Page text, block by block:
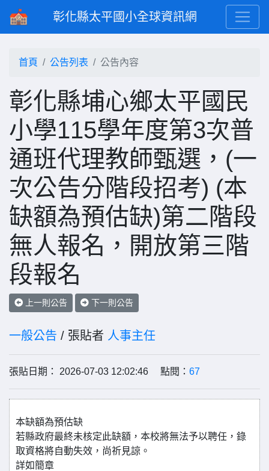
彰化縣太平國小全球資訊網
首頁 公告列表 公告內容
彰化縣埔心鄉太平國民
小學115學年度第3次普
通班代理教師甄選，(一
次公告分階段招考) (本
缺額為預估缺)第二階段
無人報名，開放第三階
段報名
上一則公告 下一則公告
一般公告 / 張貼者 人事主任
張貼日期： 2026-07-03 12:02:46 點閱： 67
本缺額為預估缺
若縣政府最終未核定此缺額，本校將無法予以聘任，錄
取資格將自動失效，尚祈見諒。
詳如簡章